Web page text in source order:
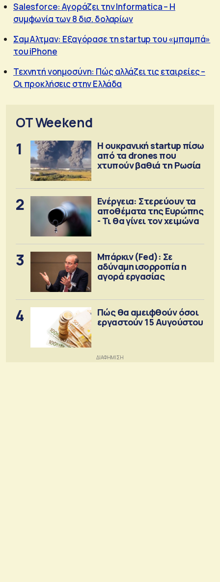
Salesforce: Αγοράζει την Informatica – Η
συμφωνία των 8 δισ. δολαρίων
Σαμ Αλτμαν: Εξαγόρασε τη startup του «μπαμπά»
του iPhone
Τεχνητή νοημοσύνη: Πώς αλλάζει τις εταιρείες –
Οι προκλήσεις στην Ελλάδα
OT Weekend
1
Η ουκρανική startup πίσω
από τα drones που
χτυπούν βαθιά τη Ρωσία
2
Ενέργεια: Στερεύουν τα
αποθέματα της Ευρώπης
- Τι θα γίνει τον χειμώνα
3
Μπάρκιν (Fed): Σε
αδύναμη ισορροπία η
αγορά εργασίας
4
Πώς θα αμειφθούν όσοι
εργαστούν 15 Αυγούστου